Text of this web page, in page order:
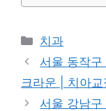
카
테
리
치과
서울 동작
크라운 | 치아
서울 강남